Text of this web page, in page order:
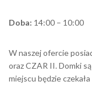
Doba: 14:00 – 10:00
W naszej ofercie
oraz CZAR II. Domki
miejscu będzie